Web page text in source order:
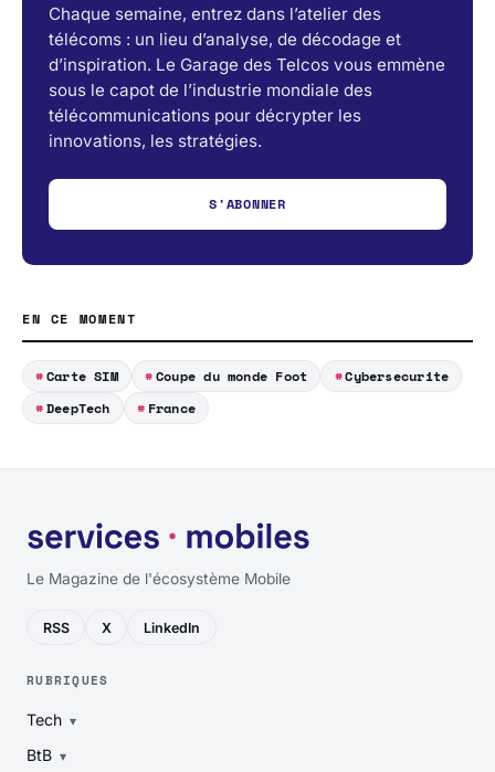
Chaque semaine, entrez dans l’atelier des
télécoms : un lieu d’analyse, de décodage et
d’inspiration. Le Garage des Telcos vous emmène
sous le capot de l’industrie mondiale des
télécommunications pour décrypter les
innovations, les stratégies.
S'ABONNER
EN CE MOMENT
Carte SIM Coupe du monde Foot
Cybersecurite
DeepTech
France
Le Magazine de l'écosystème Mobile
RSS X LinkedIn
RUBRIQUES
Tech
BtB